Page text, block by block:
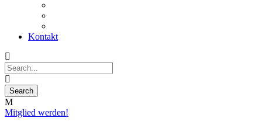
Kontakt
Mitglied werden!